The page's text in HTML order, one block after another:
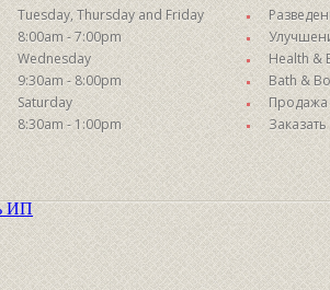
Tuesday, Thursday and Friday
8:00am - 7:00pm
Wednesday
9:30am - 8:00pm
Saturday
8:30am - 1:00pm
Health &
Bath &
Продажа
ИП